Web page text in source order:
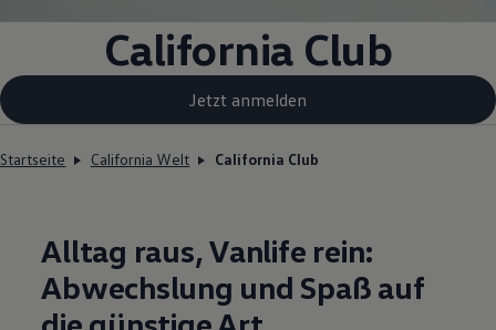
California Club
Jetzt anmelden
Startseite California Welt California Club
Alltag raus, Vanlife rein:
Abwechslung und Spaß auf